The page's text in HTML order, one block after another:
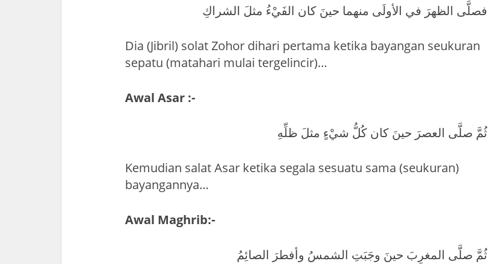
فصلَّى الظهرَ في الأولَى منهما حينَ كان الفَيْءُ مثلَ الشراكِ
Dia (Jibril) solat Zohor dihari pertama ketika bayangan seukuran
sepatu (matahari mulai tergelincir)…
Awal Asar :-
ثُمَّ صلَّى العصرَ حينَ كان كُلُّ شيْءٍ مثلَ ظلِّهِ
Kemudian salat Asar ketika segala sesuatu sama (seukuran)
bayangannya…
Awal Maghrib:-
ثُمَّ صلَّى المغرِبَ حينَ وجَبَتِ الشمسُ وأفطرَ الصائِمُ